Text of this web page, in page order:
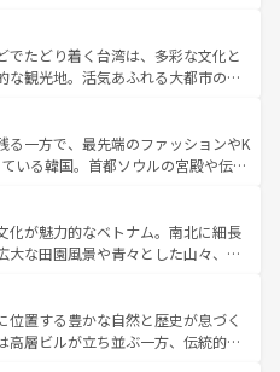
フードやハワイアンミュージッ
スなど、すべてがハワイの魅力を彩
に新しい発見と感動が待っているハ
にそびえるウルル（エアーズロッ
しい原生林やケアンズの熱帯雨林な
ん。また、カフェやワイン、オージ
充実しており、サーフィンやダイ
ど、アウトドア好きにはたまらな
多彩な魅力を存分に味わいつくそ
でたどり着く台湾は、多彩な文化と
な観光地。活気あふれる大都市の台
である台湾東部など、都市の喧騒
しており、訪れる人に新しい発見と
る。また、奥深い台湾の食文化も魅
ーツなど、バラエティ豊かな料理
なお、新着の台湾情報は コンテンツ一覧を参
る一方で、最先端のファッションやK
いる韓国。首都ソウルの宮殿や伝統
四季折々の自然美を楽しむことが
チや焼肉、絶品のストリートフード
料理が待っている。夜には、韓国な
、韓国の多彩な魅力を心ゆくまで味
わってみてほしい。 なお、新着の韓国情報はコンテンツ一
化が魅力的なベトナム。南北に細長
大な田園風景や青々とした山々、世
が息づく。ハノイの古い町並みやホ
統治時代の建物も、独特の雰囲気を
、バラエティの豊かさとおいしさで
位置する豊かな自然と歴史が息づく
高層ビルが立ち並ぶ一方、伝統的な